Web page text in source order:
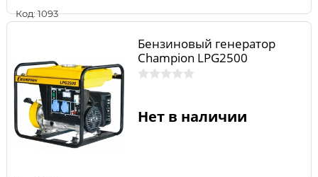
Код: 1093
Бензиновый генератор
Champion LPG2500
Нет в наличии